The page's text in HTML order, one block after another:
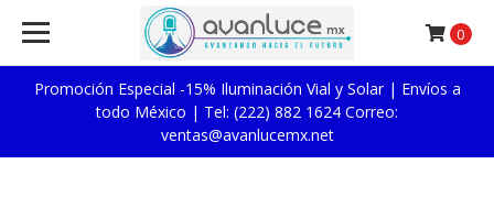
Promoción Especial -15% Iluminación Vial y Solar | Envíos a
todo México | Tel: (222) 882 1624 Correo:
ventas@avanlucemx.net
0